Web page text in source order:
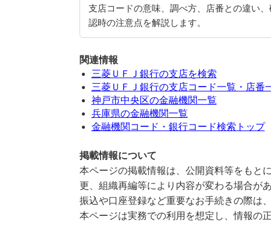
支店コードの意味、調べ方、店番との違い、
認時の注意点を解説します。
関連情報
三菱ＵＦＪ銀行の支店を検索
三菱ＵＦＪ銀行の支店コード一覧・店番
神戸市中央区の金融機関一覧
兵庫県の金融機関一覧
金融機関コード・銀行コード検索トップ
掲載情報について
本ページの掲載情報は、公開資料等をもと
更、組織再編等により内容が変わる場合があ
振込や口座登録など重要なお手続きの際は
本ページは実務での利用を想定し、情報の